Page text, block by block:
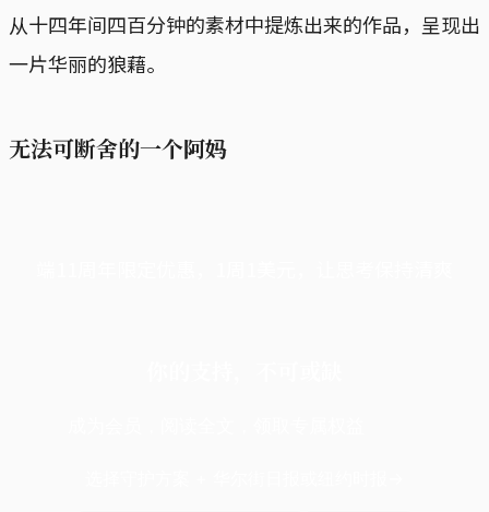
从十四年间四百分钟的素材中提炼出来的作品，呈现出
一片华丽的狼藉。
无法可断舍的一个阿妈